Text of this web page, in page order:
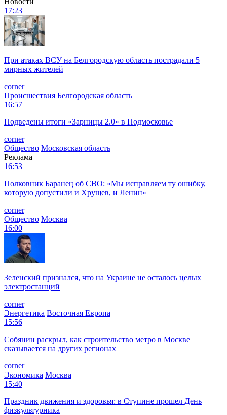
17:23
При атаках ВСУ на Белгородскую область пострадали 5
мирных жителей
corner
Происшествия Белгородская область
16:57
Подведены итоги «Зарницы 2.0» в Подмосковье
corner
Общество Московская область
Реклама
16:53
Полковник Баранец об СВО: «Мы исправляем ту ошибку,
которую допустили и Хрущев, и Ленин»
corner
Общество Москва
16:00
Зеленский признался, что на Украине не осталось целых
электростанций
corner
Энергетика Восточная Европа
15:56
Собянин раскрыл, как строительство метро в Москве
сказывается на других регионах
corner
Экономика Москва
15:40
Праздник движения и здоровья: в Ступине прошел День
физкультурника